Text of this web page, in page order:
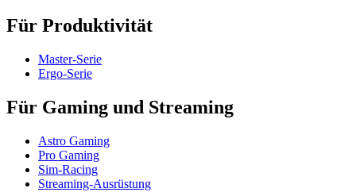
Für Produktivität
Master-Serie
Ergo-Serie
Für Gaming und Streaming
Astro Gaming
Pro Gaming
Sim-Racing
Streaming-Ausrüstung